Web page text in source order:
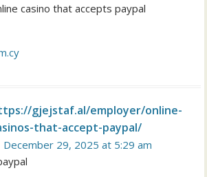
casino that accepts paypal
gjejstaf.al/employer/online-
that-accept-paypal/
December 29, 2025 at 5:29 am